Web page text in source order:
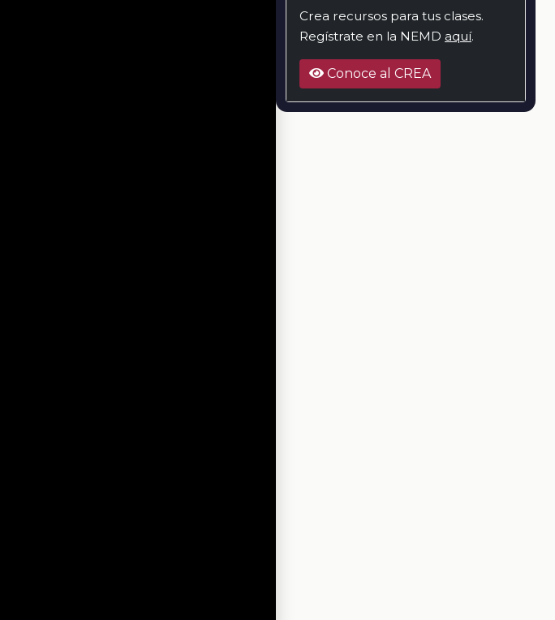
Crea recursos para tus clases.
Regístrate en la NEMD aquí.
Conoce al CREA